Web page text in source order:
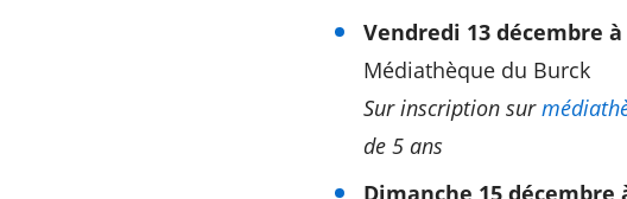
Vendredi 13 décembre à
Médiathèque du Burck
Sur inscription sur
de 5 ans
Dimanche 15 décembre